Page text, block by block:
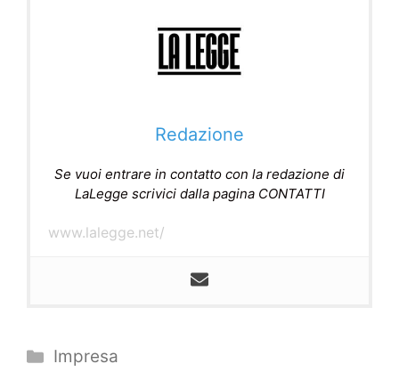
Redazione
Se vuoi entrare in contatto con la redazione di
LaLegge scrivici dalla pagina CONTATTI
www.lalegge.net/
Categorie
Impresa